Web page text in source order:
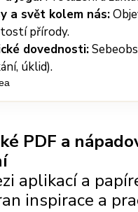
a svět kolem nás:
přírody.
dovednosti:
úklid).
PDF a
aplikací a
inspirace a